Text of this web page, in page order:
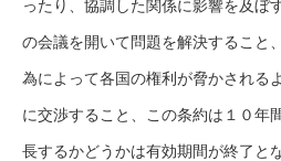
ったり、協調した関係に影響を及ぼ
の会議を開いて問題を解決すること
為によって各国の権利が脅かされる
に交渉すること、この条約は１０年
長するかどうかは有効期間が終了と